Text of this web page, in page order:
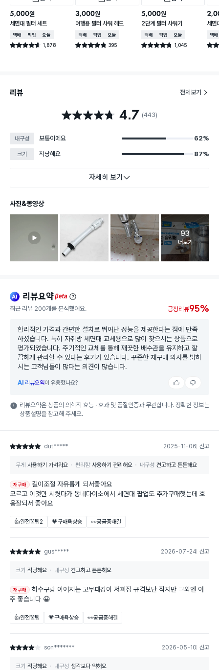
5,000원
세면대 필터 세트
택배배송매장픽업오늘배송
별점 4.6점 1,878
건 작성
3,000원
여행용 필터 샤워 헤드
택배배송매장픽업오늘배송
별점 4.8점 395
건 작성
5,000원
2단계 필터 샤워기
택배배송매장픽업오늘배송
별점 4.8점 1,045
건 작성
세면
택배
별점
리뷰 전체보기
별점 4.7점 4.7 (443)
내구성 보통이에요 62%
크기 적당해요 87%
자세히 보기
사진&동영상
고객 리뷰
93
더보기
ai 리뷰요약beta
최근 리뷰 200개를 분석했어요. 긍정리뷰95%
합리적인 가격과 간편한 설치로 뛰어난 성능을 제공한다는 점에 만족
하셨습니다. 특히 자취방 세면대 교체용으로 많이 찾으시는 상품으로
평가되었습니다. 주기적인 교체를 통해 깨끗한 배수관을 유지하고 깔
끔하게 관리할 수 있다는 후기가 있습니다. 꾸준한 재구매 의사를 밝히
시는 고객님들이 많다는 의견이 많습니다.
AI 리뷰요약이 유용했나요?
리뷰요약은 상품의 의학적 효능 · 효과 및 품질인증과 무관합니다. 정확한 정보는
상품설명을 참고해 주세요.
별점 5점 dut***** 2025-11-06 신고
무게 사용하기 가벼워요 편리함 사용하기 편리해요 내구성 견고하고 튼튼해요
재구매
길이조절 자유롭게 되서좋아요
모르고 이것만 시켯다가 동네다이소에서 세면대 팝업도 추가구매햇는데 호
응잘되서 좋아요
👍완전꿀팁2 💗구매욕상승 👀궁금증해결
별점 5점 gus***** 2026-07-24 신고
크기 적당해요 내구성 견고하고 튼튼해요
재구매
하수구랑 이어지는 고무패킹이 저희집 규격보단 작지만 그외엔 아
주 좋습니다 😀
👍완전꿀팁 💗구매욕상승 👀궁금증해결
별점 4점 son******* 2026-05-10 신고
크기 적당해요 내구성 생각보다 약해요